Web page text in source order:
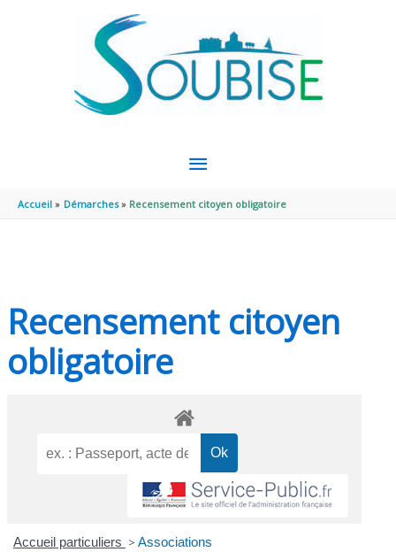
MENU
PRINCIPAL
Accueil Démarches Recensement citoyen obligatoire
Recensement citoyen
obligatoire
Accueil particuliers > Associations